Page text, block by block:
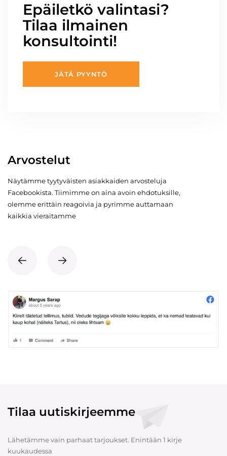
Epäiletkö valintasi?
Tilaa ilmainen
konsultointi!
JÄTÄ PYYNTÖ
Arvostelut
Näytämme tyytyväisten asiakkaiden arvosteluja
Facebookista. Tiimimme on aina avoin ehdotuksille,
olemme erittäin reagoivia ja pyrimme auttamaan
kaikkia vieraitamme
Tilaa uutiskirjeemme
Lähetämme vain parhaat tarjoukset. Enintään 1 kirje
kuukaudessa